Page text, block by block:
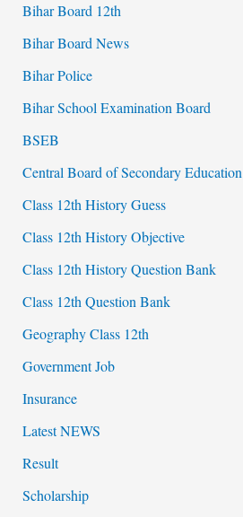
Bihar Board 12th
Bihar Board News
Bihar Police
Bihar School Examination Board
BSEB
Central Board of Secondary Education
Class 12th History Guess
Class 12th History Objective
Class 12th History Question Bank
Class 12th Question Bank
Geography Class 12th
Government Job
Insurance
Latest NEWS
Result
Scholarship